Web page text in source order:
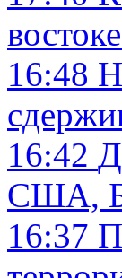
16:48
16:42
США,
16:37